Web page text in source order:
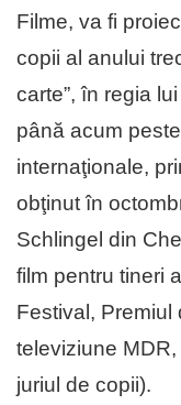
Filme, va fi
copii al anului
carte”, în regia
până acum
internaţionale,
obţinut în
Schlingel din
film pentru tineri
Festival, Premiul
televiziune
juriul de copii).